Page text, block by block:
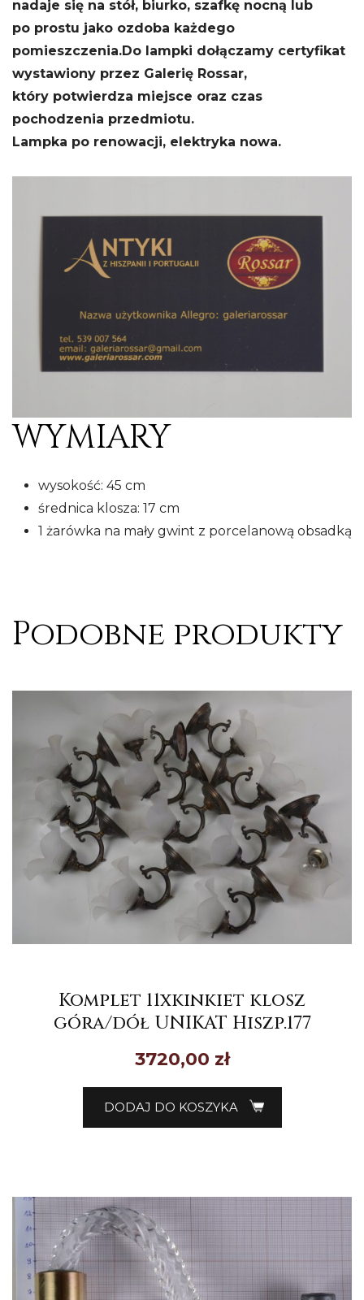
nadaje się na stół, biurko, szafkę nocną lub
po prostu jako ozdoba każdego
pomieszczenia.Do lampki dołączamy certyfikat
wystawiony przez Galerię Rossar,
który potwierdza miejsce oraz czas
pochodzenia przedmiotu.
Lampka po renowacji, elektryka nowa.
WYMIARY
wysokość: 45 cm
średnica klosza: 17 cm
1 żarówka na mały gwint z porcelanową obsadką
Podobne produkty
Komplet 11xkinkiet klosz
góra/dół UNIKAT Hiszp.177
3720,00 zł
DODAJ DO KOSZYKA